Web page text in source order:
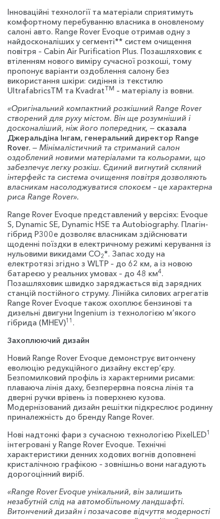
Інноваційні технології та матеріали сприятимуть
комфортному перебуванню власника в оновленому
салоні авто. Range Rover Evoque отримав одну з
найдосконаліших у сегменті** систем очищення
повітря – Cabin Air Purification Plus. Позашляховик є
втіленням нового виміру сучасної розкоші, тому
пропонує варіанти оздоблення салону без
використання шкіри: сидіння із текстилю
UltrafabricsTM та KvadratTM – матеріалу із вовни.
«Оригінальний компактний розкішний Range Rover
створений для руху містом. Він ще розумніший і
досконаліший, ніж його попередник, — сказала
Джеральдіна Інгам, генеральний директор Range
Rover. — Мінімалістичний та стриманий салон
оздоблений новими матеріалами та кольорами, що
забезпечує легку розкіш. Єдиний вигнутий скляний
інтерфейс та система очищення повітря дозволяють
власникам насолоджуватися спокоєм – це характерна
риса Range Rover».
Range Rover Evoque представлений у версіях: Evoque
S, Dynamic SE, Dynamic HSE та Autobiography. Плагін-
гібрид P300e дозволяє власникам здійснювати
щоденні поїздки в електричному режимі керування із
нульовими викидами CO2*. Запас ходу на
електротязі згідно з WLTP – до 62 км, а із новою
батареєю у реальних умовах – до 48 км4.
Позашляховик швидко заряджається від зарядних
станцій постійного струму. Лінійка силових агрегатів
Range Rover Evoque також охоплює бензинові та
дизельні двигуни Ingenium із технологією м’якого
гібрида (MHEV)11 .
Захоплюючий дизайн
Новий Range Rover Evoque демонструє витончену
еволюцію редукційного дизайну екстер’єру.
Безпомилковий профіль із характерними рисами:
плаваюча лінія даху, безперервна поясна лінія та
дверні ручки врівень із поверхнею кузова.
Модернізований дизайн решітки підкреслює родинну
приналежність до бренду Range Rover.
Нові надтонкі фари з сучасною технологією PixelLED1
інтегровані у Range Rover Evoque. Технічні
характеристики денних ходових вогнів доповнені
кристалічною графікою – зовнішньо вони нагадують
дорогоцінний виріб.
«Range Rover Evoque унікальний, він залишить
незабутній слід на автомобільному ландшафті.
Витончений дизайн і позачасове відчуття модерності